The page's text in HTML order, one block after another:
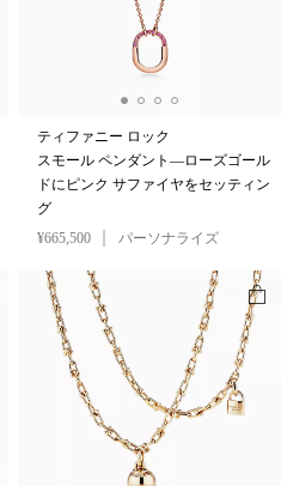
ティファニー ロック
スモール ペンダント—ローズゴール
ドにピンク サファイヤをセッティン
グ
¥665,500
パーソナライズ